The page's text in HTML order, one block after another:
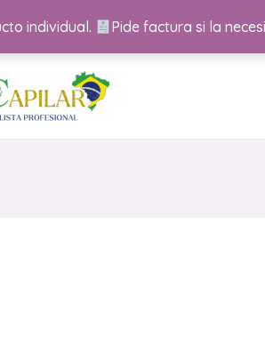
individual. Pide factura si la